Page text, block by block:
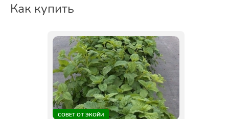
Как купить
СОВЕТ ОТ ЭКОЙИ